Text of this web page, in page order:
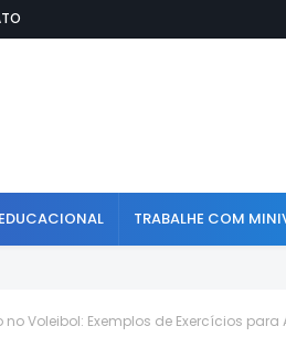
TRABALHE COM
Voleibol: Exemplos de Exercícios para